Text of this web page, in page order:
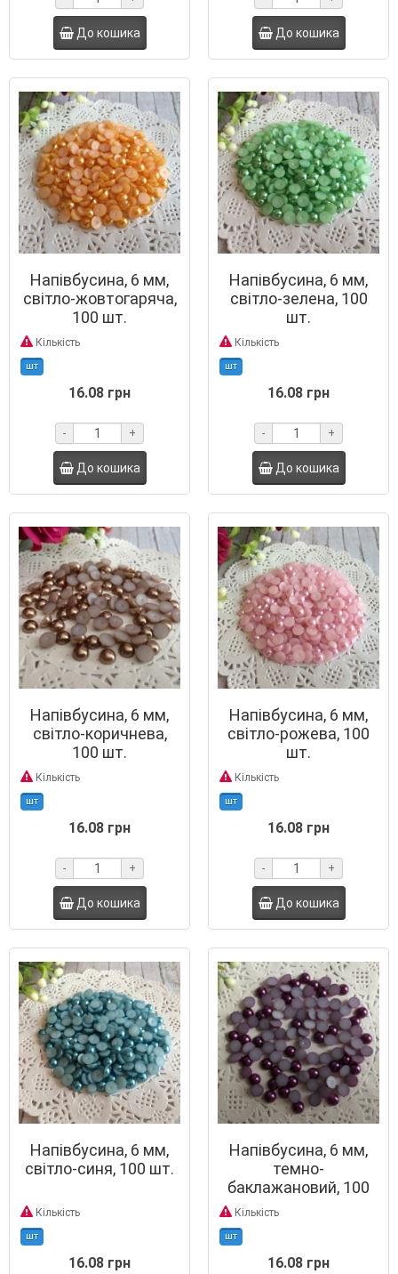
До кошика До кошика
Напівбусина, 6 мм,
світло-жовтогаряча,
100 шт.
Кількість
шт
16.08 грн
- +
До кошика
Напівбусина, 6 мм,
світло-зелена, 100
шт.
Кількість
шт
16.08 грн
- +
До кошика
Напівбусина, 6 мм,
світло-коричнева,
100 шт.
Кількість
шт
16.08 грн
- +
До кошика
Напівбусина, 6 мм,
світло-рожева, 100
шт.
Кількість
шт
16.08 грн
- +
До кошика
Напівбусина, 6 мм,
світло-синя, 100 шт.
Кількість
шт
16.08 грн
Напівбусина, 6 мм,
темно-
баклажановий, 100
Кількість
шт
16.08 грн